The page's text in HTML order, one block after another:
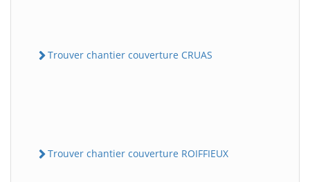
Trouver chantier couverture CRUAS
Trouver chantier couverture ROIFFIEUX